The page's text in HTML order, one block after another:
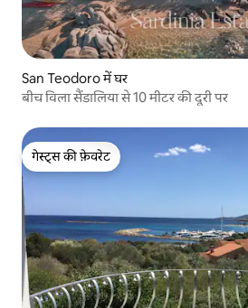
San Teodoro में घर
बीच विला सैंडालिया से 10 मीटर की दूरी पर
गेस्ट्स की फ़ेवरेट
गेस्ट्स की फ़ेवरेट